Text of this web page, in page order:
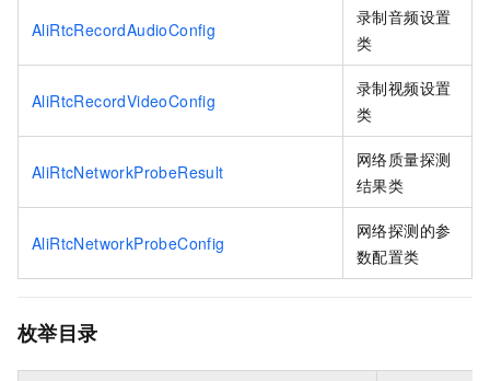
AliRtcRecordAudioConfig
录制音频设置
类
AliRtcRecordVideoConfig
录制视频设置
类
AliRtcNetworkProbeResult
网络质量探测
结果类
AliRtcNetworkProbeConfig
网络探测的参
数配置类
枚举目录